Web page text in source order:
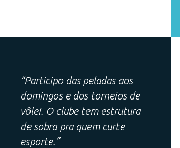
“Participo das peladas aos
domingos e dos torneios de
vôlei. O clube tem estrutura
de sobra pra quem curte
esporte.”